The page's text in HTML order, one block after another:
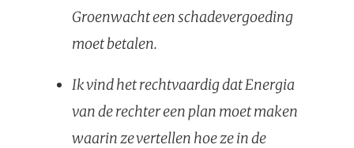
Groenwacht een schadevergoeding
moet betalen.
Ik vind het rechtvaardig dat Energia
van de rechter een plan moet maken
waarin ze vertellen hoe ze in de